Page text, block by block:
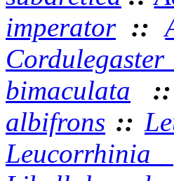
imperator::
bimaculata
albifrons ::
Leucorrhinia